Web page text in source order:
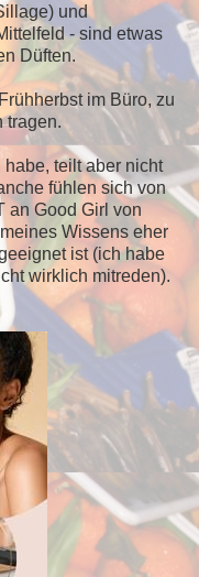
und
- sind etwas
Düften.
im Büro, zu
tragen.
teilt aber nicht
fühlen sich von
an Good Girl von
Wissens eher
ist (ich habe
wirklich mitreden).